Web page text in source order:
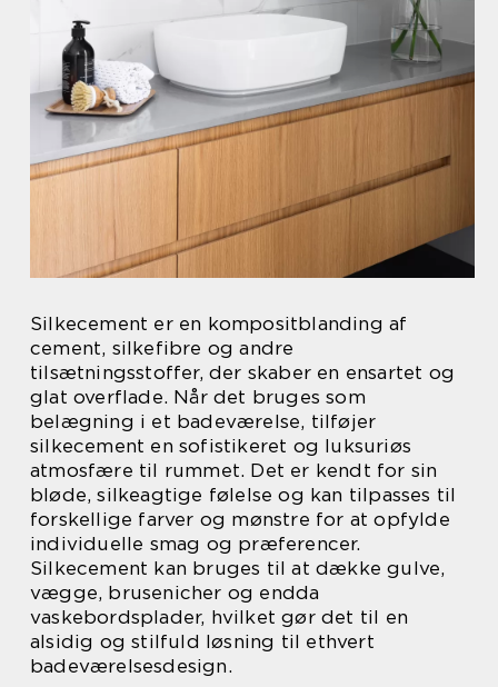
Silkecement er en kompositblanding af
cement, silkefibre og andre
tilsætningsstoffer, der skaber en ensartet og
glat overflade. Når det bruges som
belægning i et badeværelse, tilføjer
silkecement en sofistikeret og luksuriøs
atmosfære til rummet. Det er kendt for sin
bløde, silkeagtige følelse og kan tilpasses til
forskellige farver og mønstre for at opfylde
individuelle smag og præferencer.
Silkecement kan bruges til at dække gulve,
vægge, brusenicher og endda
vaskebordsplader, hvilket gør det til en
alsidig og stilfuld løsning til ethvert
badeværelsesdesign.